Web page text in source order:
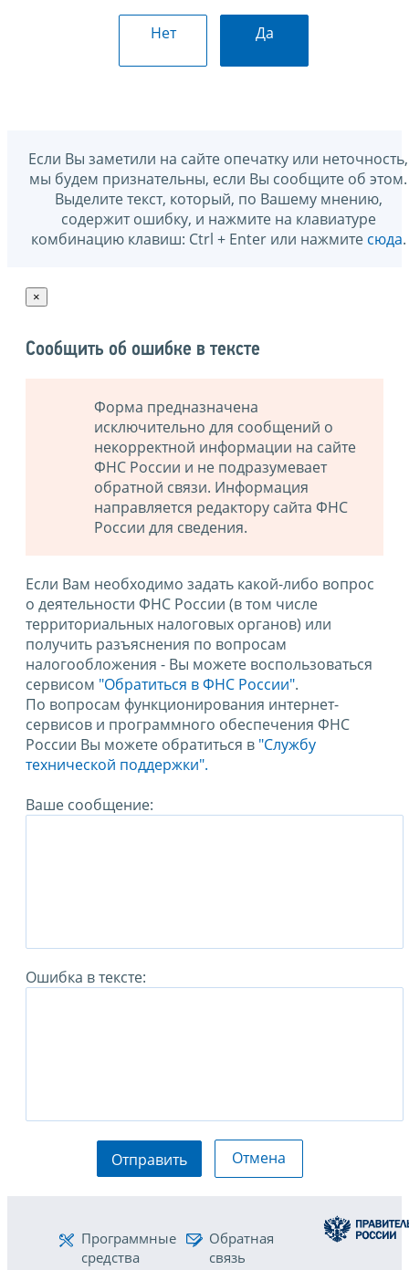
Нет Да
Если Вы заметили на сайте опечатку или неточность,
мы будем признательны, если Вы сообщите об этом.
Выделите текст, который, по Вашему мнению,
содержит ошибку, и нажмите на клавиатуре
комбинацию клавиш: Ctrl + Enter или нажмите сюда.
×
Сообщить об ошибке в тексте
Форма предназначена
исключительно для сообщений о
некорректной информации на сайте
ФНС России и не подразумевает
обратной связи. Информация
направляется редактору сайта ФНС
России для сведения.
Если Вам необходимо задать какой-либо вопрос
о деятельности ФНС России (в том числе
территориальных налоговых органов) или
получить разъяснения по вопросам
налогообложения - Вы можете воспользоваться
сервисом "Обратиться в ФНС России".
По вопросам функционирования интернет-
сервисов и программного обеспечения ФНС
России Вы можете обратиться в "Службу
технической поддержки".
Ваше сообщение:
Ошибка в тексте:
Отправить Отмена
Программные
средства
Обратная
связь